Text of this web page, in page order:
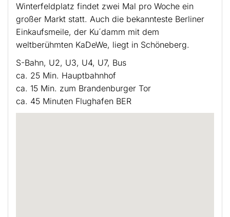
Winterfeldplatz findet zwei Mal pro Woche ein
großer Markt statt. Auch die bekannteste Berliner
Einkaufsmeile, der Ku´damm mit dem
weltberühmten KaDeWe, liegt in Schöneberg.
S-Bahn, U2, U3, U4, U7, Bus
ca. 25 Min. Hauptbahnhof
ca. 15 Min. zum Brandenburger Tor
ca. 45 Minuten Flughafen BER